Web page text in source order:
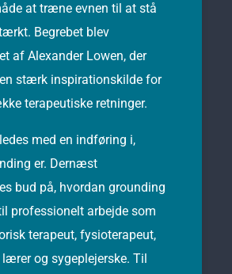
at træne evnen til at stå
Begrebet blev
af Alexander Lowen, der
stærk inspirationskilde for
terapeutiske retninger.
med en indføring i,
er. Dernæst
bud på, hvordan grounding
professionelt arbejde som
terapeut, fysioterapeut,
og sygeplejerske. Til